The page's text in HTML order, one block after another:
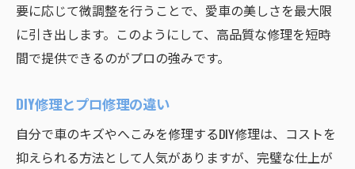
要に応じて微調整を行うことで、愛車の美しさを最大限
に引き出します。このようにして、高品質な修理を短時
間で提供できるのがプロの強みです。
DIY修理とプロ修理の違い
自分で車のキズやへこみを修理するDIY修理は、コストを
抑えられる方法として人気がありますが、完璧な仕上が